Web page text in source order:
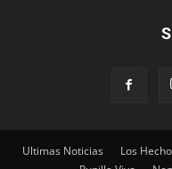
Ultimas Noticias Los